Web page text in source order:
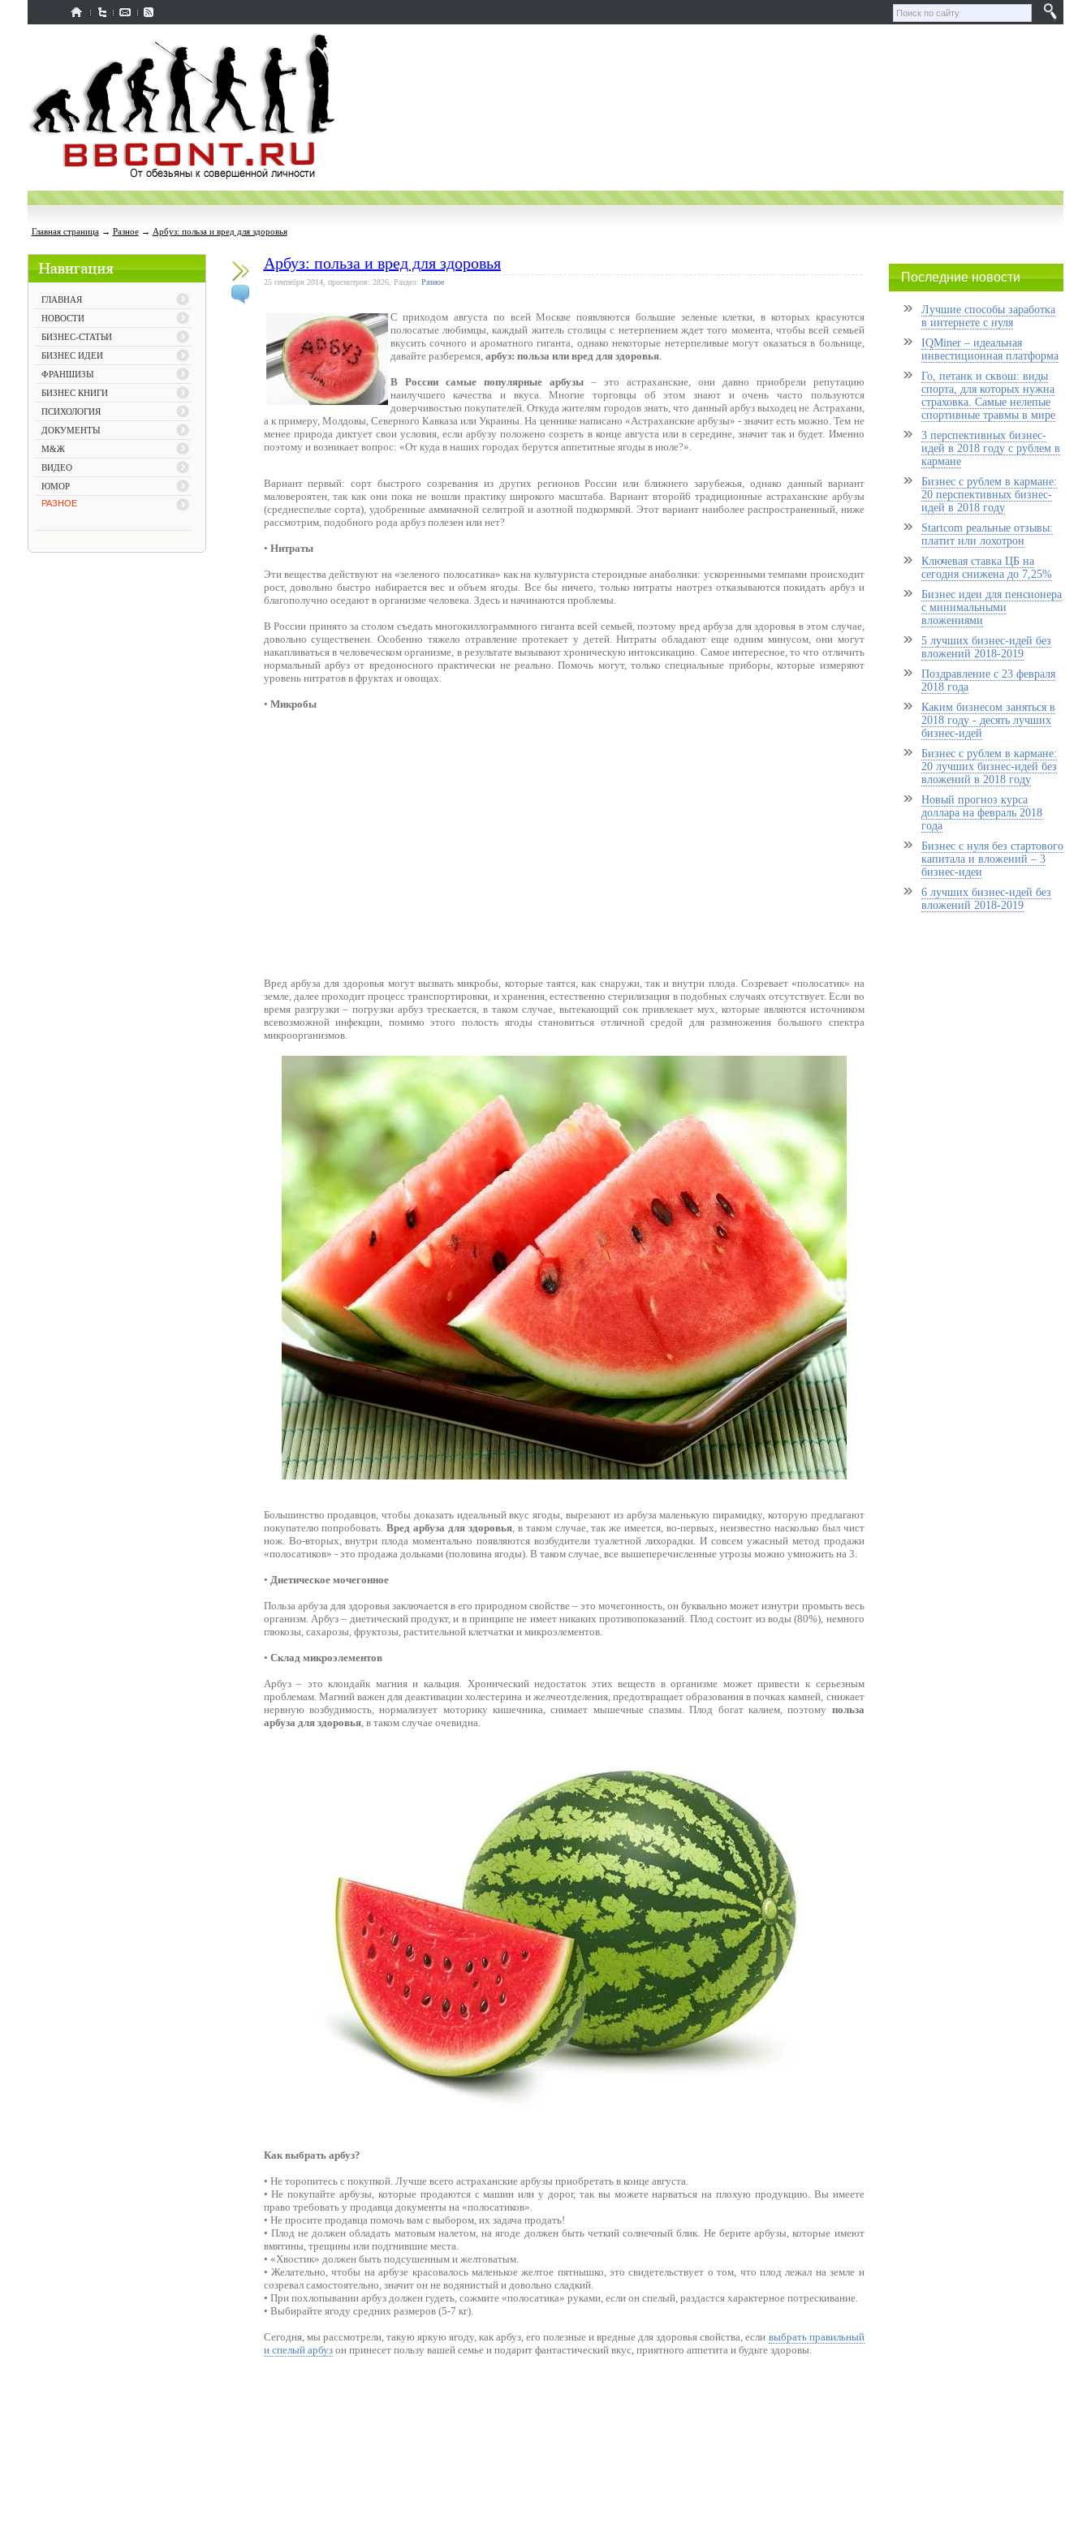
Главная страница→ Разное→ Арбуз: польза и вред для здоровья
ГЛАВНАЯ
НОВОСТИ
БИЗНЕС-СТАТЬИ
БИЗНЕС ИДЕИ
ФРАНШИЗЫ
БИЗНЕС КНИГИ
ПСИХОЛОГИЯ
ДОКУМЕНТЫ
М&Ж
ВИДЕО
ЮМОР
РАЗНОЕ
Арбуз: польза и вред для здоровья
25 сентября 2014, просмотров: 2826, Раздел: Разное
С приходом августа по всей Москве появляются большие зеленые клетки, в которых красуются
полосатые любимцы, каждый житель столицы с нетерпением ждет того момента, чтобы всей семьей
вкусить сочного и ароматного гиганта, однако некоторые нетерпеливые могут оказаться в больнице,
давайте разберемся, арбуз: польза или вред для здоровья.
В России самые популярные арбузы– это астраханские, они давно приобрели репутацию
наилучшего качества и вкуса. Многие торговцы об этом знают и очень часто пользуются
доверчивостью покупателей. Откуда жителям городов знать, что данный арбуз выходец не Астрахани,
а к примеру, Молдовы, Северного Кавказа или Украины. На ценнике написано «Астраханские арбузы» - значит есть можно. Тем не
менее природа диктует свои условия, если арбузу положено созреть в конце августа или в середине, значит так и будет. Именно
поэтому и возникает вопрос: «От куда в наших городах берутся аппетитные ягоды в июле?».
Вариант первый: сорт быстрого созревания из других регионов России или ближнего зарубежья, однако данный вариант
маловероятен, так как они пока не вошли практику широкого масштаба. Вариант второй6 традиционные астраханские арбузы
(среднеспелые сорта), удобренные аммиачной селитрой и азотной подкормкой. Этот вариант наиболее распространенный, ниже
рассмотрим, подобного рода арбуз полезен или нет?
• Нитраты
Эти вещества действуют на «зеленого полосатика» как на культуриста стероидные анаболики: ускоренными темпами происходит
рост, довольно быстро набирается вес и объем ягоды. Все бы ничего, только нитраты наотрез отказываются покидать арбуз и
благополучно оседают в организме человека. Здесь и начинаются проблемы.
В России принято за столом съедать многокиллограммного гиганта всей семьей, поэтому вред арбуза для здоровья в этом случае,
довольно существенен. Особенно тяжело отравление протекает у детей. Нитраты обладают еще одним минусом, они могут
накапливаться в человеческом организме, в результате вызывают хроническую интоксикацию. Самое интересное, то что отличить
нормальный арбуз от вредоносного практически не реально. Помочь могут, только специальные приборы, которые измеряют
уровень нитратов в фруктах и овощах.
• Микробы
Вред арбуза для здоровья могут вызвать микробы, которые таятся, как снаружи, так и внутри плода. Созревает «полосатик» на
земле, далее проходит процесс транспортировки, и хранения, естественно стерилизация в подобных случаях отсутствует. Если во
время разгрузки – погрузки арбуз трескается, в таком случае, вытекающий сок привлекает мух, которые являются источником
всевозможной инфекции, помимо этого полость ягоды становиться отличной средой для размножения большого спектра
микроорганизмов.
Большинство продавцов, чтобы доказать идеальный вкус ягоды, вырезают из арбуза маленькую пирамидку, которую предлагают
покупателю попробовать.Вред арбуза для здоровья, в таком случае, так же имеется, во-первых, неизвестно насколько был чист
нож. Во-вторых, внутри плода моментально появляются возбудители туалетной лихорадки. И совсем ужасный метод продажи
«полосатиков» - это продажа дольками (половина ягоды). В таком случае, все вышеперечисленные угрозы можно умножить на 3.
• Диетическое мочегонное
Польза арбуза для здоровья заключается в его природном свойстве – это мочегонность, он буквально может изнутри промыть весь
организм. Арбуз – диетический продукт, и в принципе не имеет никаких противопоказаний. Плод состоит из воды (80%), немного
глюкозы, сахарозы, фруктозы, растительной клетчатки и микроэлементов.
• Склад микроэлементов
Арбуз – это клондайк магния и кальция. Хронический недостаток этих веществ в организме может привести к серьезным
проблемам. Магний важен для деактивации холестерина и желчеотделения, предотвращает образования в почках камней, снижает
нервную возбудимость, нормализует моторику кишечника, снимает мышечные спазмы. Плод богат калием, поэтому польза
арбуза для здоровья, в таком случае очевидна.
Как выбрать арбуз?
• Не торопитесь с покупкой. Лучше всего астраханские арбузы приобретать в конце августа.
• Не покупайте арбузы, которые продаются с машин или у дорог, так вы можете нарваться на плохую продукцию. Вы имеете
право требовать у продавца документы на «полосатиков».
• Не просите продавца помочь вам с выбором, их задача продать!
• Плод не должен обладать матовым налетом, на ягоде должен быть четкий солнечный блик. Не берите арбузы, которые имеют
вмятины, трещины или подгнившие места.
• «Хвостик» должен быть подсушенным и желтоватым.
• Желательно, чтобы на арбузе красовалось маленькое желтое пятнышко, это свидетельствует о том, что плод лежал на земле и
созревал самостоятельно, значит он не водянистый и довольно сладкий.
• При похлопывании арбуз должен гудеть, сожмите «полосатика» руками, если он спелый, раздастся характерное потрескивание.
• Выбирайте ягоду средних размеров (5-7 кг).
Сегодня, мы рассмотрели, такую яркую ягоду, как арбуз, его полезные и вредные для здоровья свойства, если выбрать правильный
и спелый арбузон принесет пользу вашей семье и подарит фантастический вкус, приятного аппетита и будьте здоровы.
Последние новости
Лучшие способы заработка
в интернете с нуля
IQMiner – идеальная
инвестиционная платформа
Го, петанк и сквош: виды
спорта, для которых нужна
страховка. Самые нелепые
спортивные травмы в мире
3 перспективных бизнес-
идей в 2018 году с рублем в
кармане
Бизнес с рублем в кармане:
20 перспективных бизнес-
идей в 2018 году
Startcom реальные отзывы:
платит или лохотрон
Ключевая ставка ЦБ на
сегодня снижена до 7,25%
Бизнес идеи для пенсионера
с минимальными
вложениями
5 лучших бизнес-идей без
вложений 2018-2019
Поздравление с 23 февраля
2018 года
Каким бизнесом заняться в
2018 году - десять лучших
бизнес-идей
Бизнес с рублем в кармане:
20 лучших бизнес-идей без
вложений в 2018 году
Новый прогноз курса
доллара на февраль 2018
года
Бизнес с нуля без стартового
капитала и вложений – 3
бизнес-идеи
6 лучших бизнес-идей без
вложений 2018-2019